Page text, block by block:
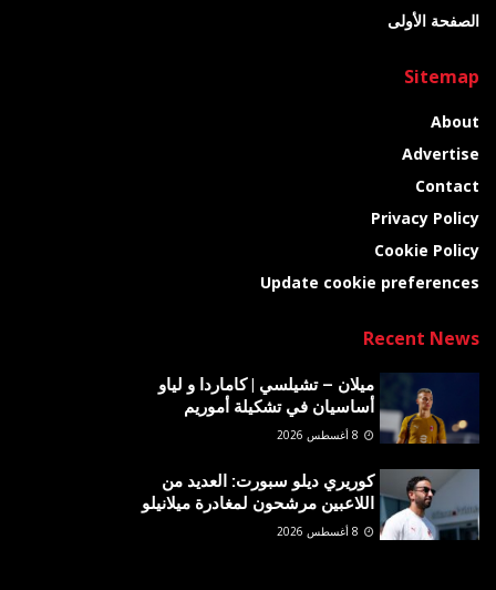
الصفحة الأولى
Sitemap
About
Advertise
Contact
Privacy Policy
Cookie Policy
Update cookie preferences
Recent News
ميلان – تشيلسي | كاماردا و لياو
أساسيان في تشكيلة أموريم
كوريري ديلو سبورت: العديد من
اللاعبين مرشحون لمغادرة ميلانيلو